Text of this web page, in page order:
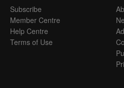
Subscribe
Member Centre
Help Centre
Terms of Use